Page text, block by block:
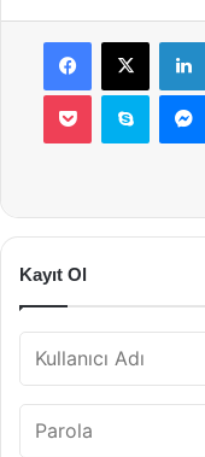
Facebook
X
Pocket Skype
Kayıt Ol